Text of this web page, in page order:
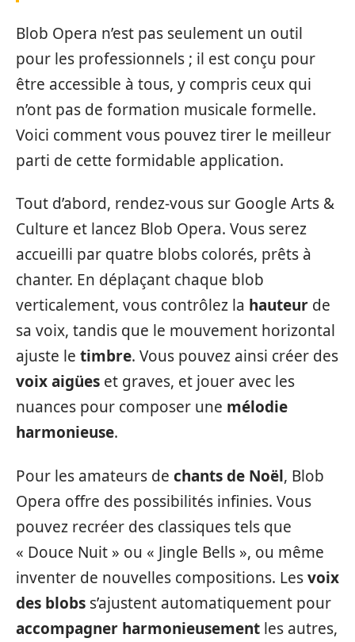
Blob Opera n’est pas seulement un outil
pour les professionnels ; il est conçu pour
être accessible à tous, y compris ceux qui
n’ont pas de formation musicale formelle.
Voici comment vous pouvez tirer le meilleur
parti de cette formidable application.
Tout d’abord, rendez-vous sur Google Arts &
Culture et lancez Blob Opera. Vous serez
accueilli par quatre blobs colorés, prêts à
chanter. En déplaçant chaque blob
verticalement, vous contrôlez la hauteur de
sa voix, tandis que le mouvement horizontal
ajuste le timbre. Vous pouvez ainsi créer des
voix aigües et graves, et jouer avec les
nuances pour composer une mélodie
harmonieuse.
Pour les amateurs de chants de Noël, Blob
Opera offre des possibilités infinies. Vous
pouvez recréer des classiques tels que
« Douce Nuit » ou « Jingle Bells », ou même
inventer de nouvelles compositions. Lesvoix
des blobs s’ajustent automatiquement pour
accompagner harmonieusement les autres,